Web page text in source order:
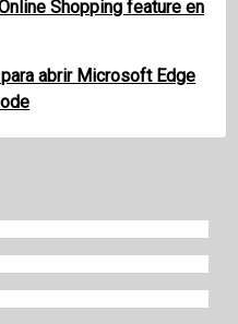
Shopping feature en
abrir Microsoft Edge